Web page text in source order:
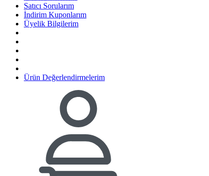
Satıcı Sorularım
İndirim Kuponlarım
Üyelik Bilgilerim
Ürün Değerlendirmelerim